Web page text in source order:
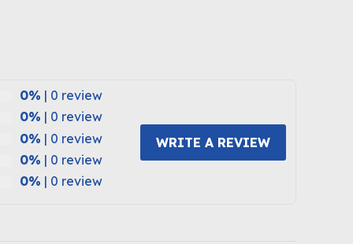
0% | 0 review
0% | 0 review
0% | 0 review
0% | 0 review
0% | 0 review
WRITE A REVIEW